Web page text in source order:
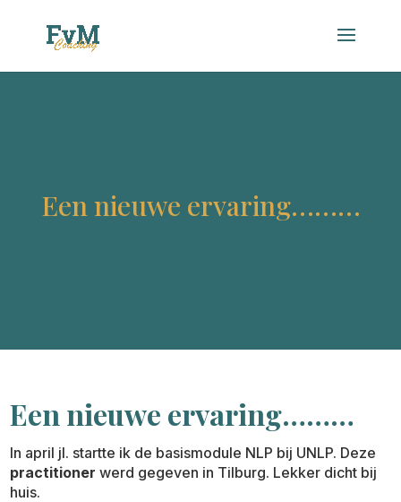
Een nieuwe ervaring………
Een nieuwe ervaring………
In april jl. startte ik de basismodule NLP bij UNLP. Deze
practitioner werd gegeven in Tilburg. Lekker dicht bij
huis.